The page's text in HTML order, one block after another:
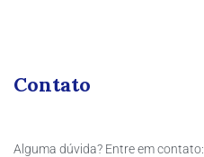
Contato
Alguma dúvida? Entre em contato: